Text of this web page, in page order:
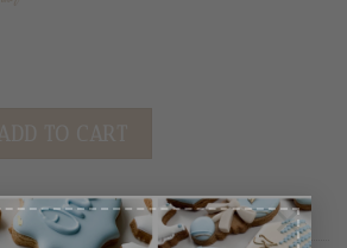
×
quantity